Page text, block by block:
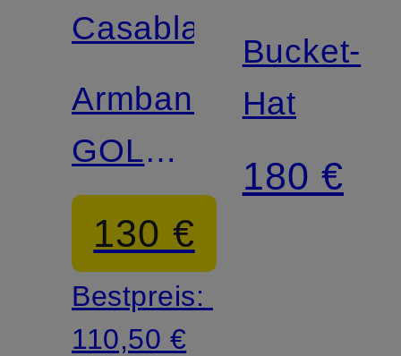
Casablanca
Armband
GOLD
LAUREL
130 €
Bestpreis:
110,50 €
Bucket-
Hat
180 €